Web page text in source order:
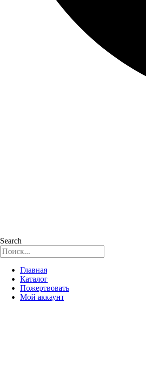
Search
Главная
Каталог
Пожертвовать
Мой аккаунт